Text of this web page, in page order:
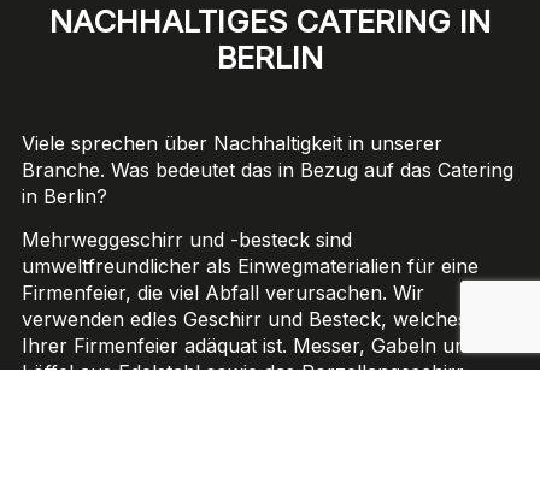
NACHHALTIGES CATERING IN
BERLIN
Viele sprechen über Nachhaltigkeit in unserer
Branche. Was bedeutet das in Bezug auf das Catering
in Berlin?
Mehrweggeschirr und -besteck sind
umweltfreundlicher als Einwegmaterialien für eine
Firmenfeier, die viel Abfall verursachen. Wir
verwenden edles Geschirr und Besteck, welches
Ihrer Firmenfeier adäquat ist. Messer, Gabeln und
Löffel aus Edelstahl sowie das Porzellangeschirr